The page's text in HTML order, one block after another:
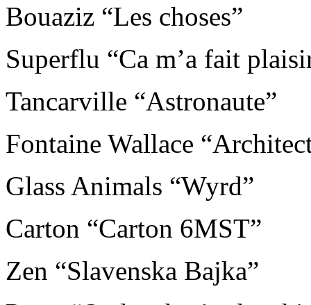
Bouaziz “Les choses”
Superflu “Ca m’a fait
Tancarville “Astronaute”
Fontaine Wallace
Glass Animals “Wyrd”
Carton “Carton 6MST”
Zen “Slavenska Bajka”